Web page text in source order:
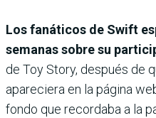
Los fanáticos de Swift
semanas sobre su
de Toy Story, después de
apareciera en la página
fondo que recordaba a la